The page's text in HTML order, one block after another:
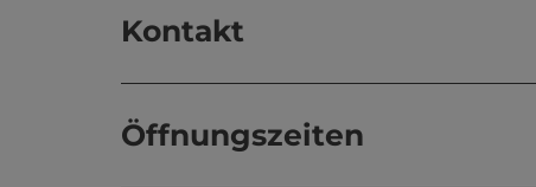
Kontakt
Öffnungszeiten